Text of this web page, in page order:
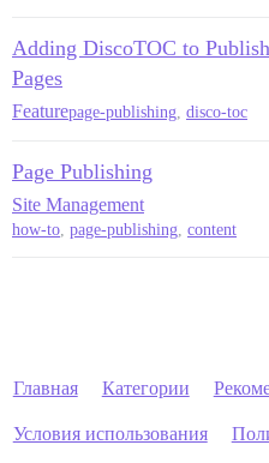
Adding DiscoTOC to
Pages
Featurepage-publishing disco-toc
Page Publishing
Site Management
how-to, page-publishing, content
Главная Категории
Условия использования